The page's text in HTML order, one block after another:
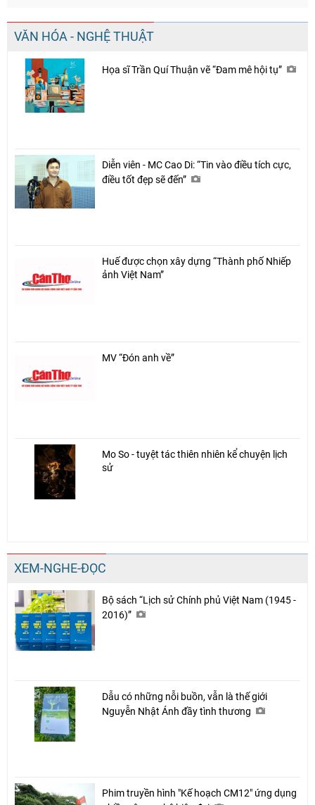
VĂN HÓA - NGHỆ THUẬT
Họa sĩ Trần Quí Thuận vẽ “Đam mê hội tụ”
Diễn viên - MC Cao Di: “Tin vào điều tích cực,
điều tốt đẹp sẽ đến”
Huế được chọn xây dựng “Thành phố Nhiếp
ảnh Việt Nam”
MV “Đón anh về”
Mo So - tuyệt tác thiên nhiên kể chuyện lịch
sử
XEM-NGHE-ĐỌC
Bộ sách “Lịch sử Chính phủ Việt Nam (1945 -
2016)”
Dẫu có những nỗi buồn, vẫn là thế giới
Nguyễn Nhật Ánh đầy tình thương
Phim truyền hình "Kế hoạch CM12" ứng dụng